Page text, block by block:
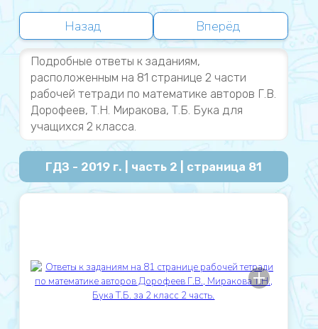
Назад Вперёд
Подробные ответы к заданиям,
расположенным на 81 странице 2 части
рабочей тетради по математике авторов Г.В.
Дорофеев, Т.Н. Миракова, Т.Б. Бука для
учащихся 2 класса.
ГДЗ - 2019 г. | часть 2 | страница 81